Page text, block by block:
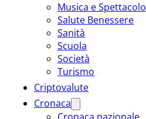
Musica e Spettacolo
Salute Benessere
Sanità
Scuola
Società
Turismo
Criptovalute
Cronaca
Cronaca nazionale